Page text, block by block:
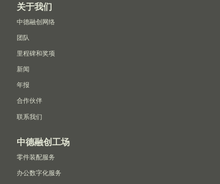
关于我们
中德融创网络
团队
里程碑和奖项
新闻
年报
合作伙伴
联系我们
中德融创工场
零件装配服务
办公数字化服务